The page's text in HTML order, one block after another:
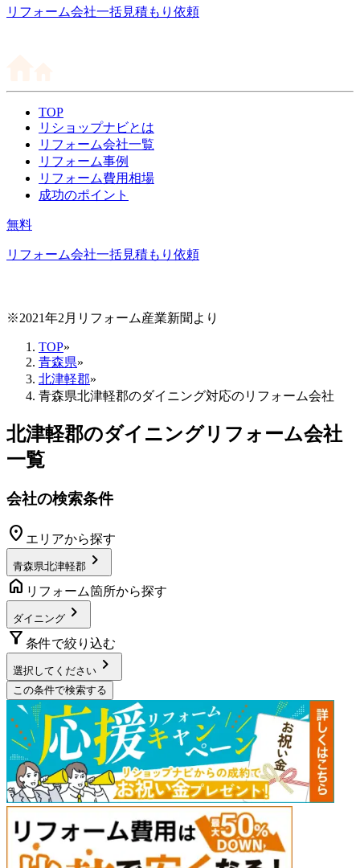
リフォーム会社一括見積もり依頼
TOP
リショップナビとは
リフォーム会社一覧
リフォーム事例
リフォーム費用相場
成功のポイント
無料
リフォーム会社一括見積もり依頼
※2021年2月リフォーム産業新聞より
TOP»
青森県»
北津軽郡»
青森県北津軽郡のダイニング対応のリフォーム会社
北津軽郡のダイニングリフォーム会社
一覧
会社の検索条件
location_on エリアから探す
青森県北津軽郡 chevron_right
home リフォーム箇所から探す
ダイニング chevron_right
filter_alt 条件で絞り込む
選択してください chevron_right
この条件で検索する